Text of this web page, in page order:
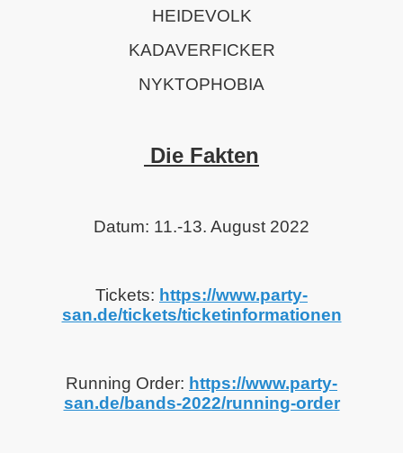
HEIDEVOLK
KADAVERFICKER
NYKTOPHOBIA
Die Fakten
Datum: 11.-13. August 2022
Tickets: https://www.party-
san.de/tickets/ticketinformationen
Running Order: https://www.party-
san.de/bands-2022/running-order